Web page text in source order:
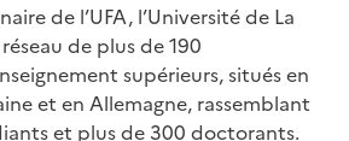
de l’UFA, l’Université de La
de plus de 190
supérieurs, situésen
et en Allemagne, rassemblant
et plus de 300 doctorants.